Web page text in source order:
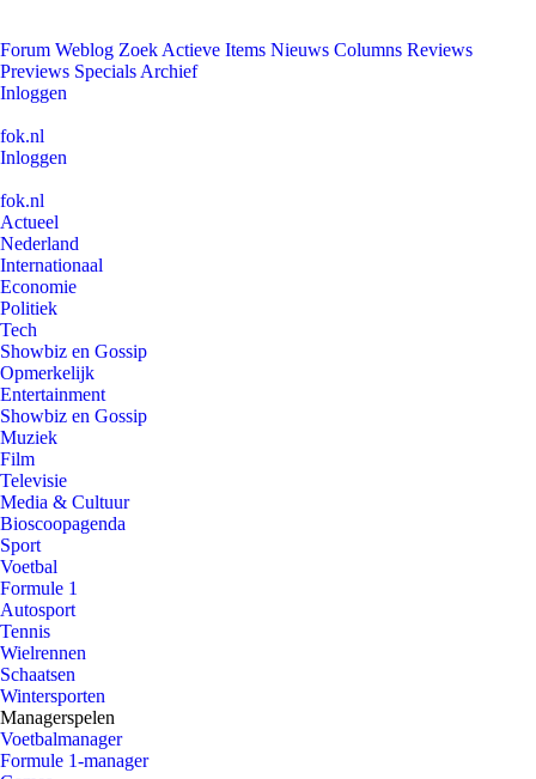
Forum Weblog Zoek Actieve Items Nieuws Columns Reviews
Previews Specials Archief
Inloggen
fok.nl
Inloggen
fok.nl
Actueel
Nederland
Internationaal
Economie
Politiek
Tech
Showbiz en Gossip
Opmerkelijk
Entertainment
Showbiz en Gossip
Muziek
Film
Televisie
Media & Cultuur
Bioscoopagenda
Sport
Voetbal
Formule 1
Autosport
Tennis
Wielrennen
Schaatsen
Wintersporten
Managerspelen
Voetbalmanager
Formule 1-manager